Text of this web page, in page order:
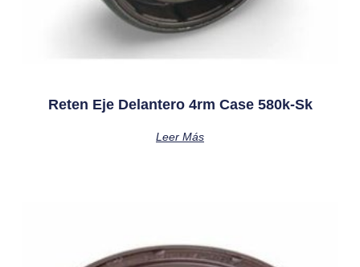
Reten Eje Delantero 4rm Case 580k-Sk
Leer Más